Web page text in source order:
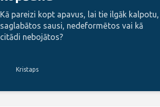
Kā pareizi kopt apavus, lai tie ilgāk kalpotu,
saglabātos sausi, nedeformētos vai kā
citādi nebojātos?
Kristaps